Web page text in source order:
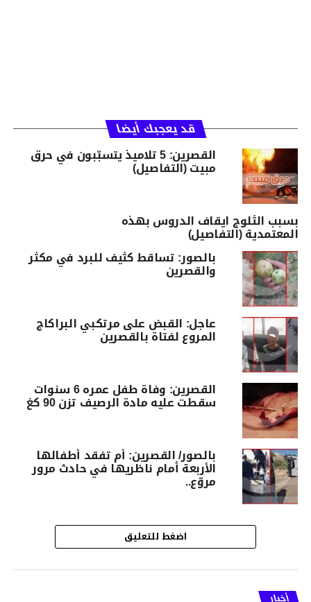
قد يعجبك أيضا
القصرين: 5 تلاميذ يتسبّبون في حرق
مبيت (التفاصيل)
بسبب الثلوج ايقاف الدروس بهذه
المعتمدية (التفاصيل)
بالصور: تساقط كثيف للبرد في مكثر
والقصرين
عاجل: القبض على مرتكبي البراكاج
المروع لفتاة بالقصرين
القصرين: وفاة طفل عمره 6 سنوات
سقطت عليه مادة الرصيف تزن 90 كغ
بالصور/ القصرين: أم تفقد أطفالها
الأربعة أمام ناظريها في حادث مرور
مروّع..
اضغط للتعليق
أخبار